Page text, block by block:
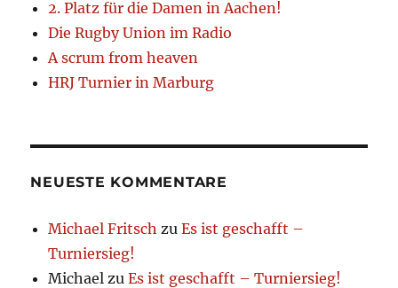
2. Platz für die Damen in Aachen!
Die Rugby Union im Radio
A scrum from heaven
HRJ Turnier in Marburg
NEUESTE KOMMENTARE
Michael Fritsch zuEs ist geschafft –
Turniersieg!
Michael zuEs ist geschafft – Turniersieg!